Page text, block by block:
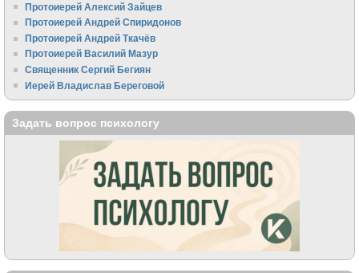
Протоиерей Алексий Зайцев
Протоиерей Андрей Спиридонов
Протоиерей Андрей Ткачёв
Протоиерей Василий Мазур
Священник Сергий Бегиян
Иерей Владислав Береговой
Задать вопрос психологу